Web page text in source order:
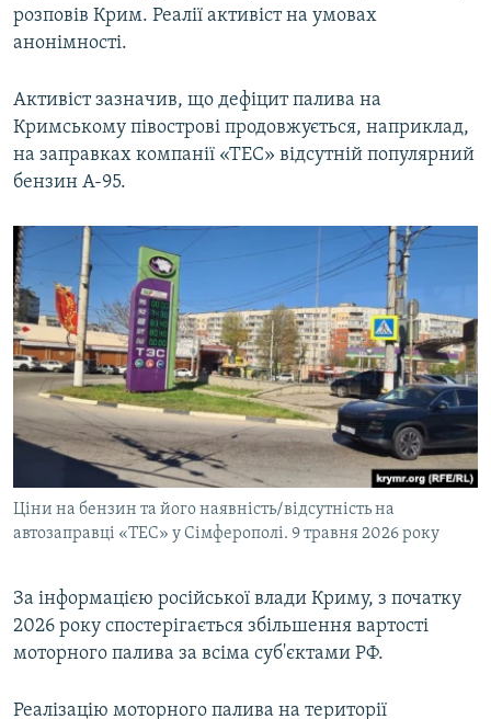
розповів Крим. Реалії активіст на умовах
анонімності.
Активіст зазначив, що дефіцит палива на
Кримському півострові продовжується, наприклад,
на заправках компанії «ТЕС» відсутній популярний
бензин А-95.
Ціни на бензин та його наявність/відсутність на
автозаправці «ТЕС» у Сімферополі. 9 травня 2026 року
За інформацією російської влади Криму, з початку
2026 року спостерігається збільшення вартості
моторного палива за всіма суб'єктами РФ.
Реалізацію моторного палива на території